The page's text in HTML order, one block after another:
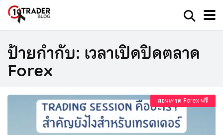
ป้ายกำกับ: เวลาเปิดปิดตลาด
Forex
สอนเทรด Forex ฟรี